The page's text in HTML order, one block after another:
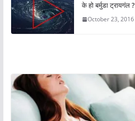
के हो बर्मुडा ट्रायगंल ?
October 23, 2016